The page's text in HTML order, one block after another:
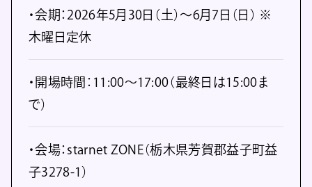
・会期：2026年5月30日（土）〜6月7日（日） ※
木曜日定休
・開場時間：11:00〜17:00（最終日は15:00ま
で）
・会場：starnet ZONE（栃木県芳賀郡益子町益
子3278-1）